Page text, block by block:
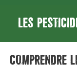
LES
COMPRENDRE